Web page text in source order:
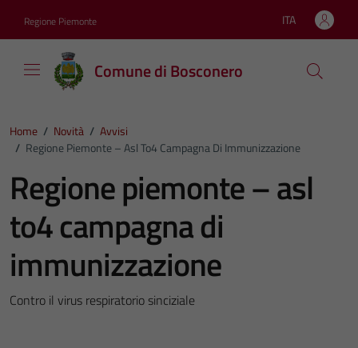
Regione Piemonte Lingua attiva:
ITA
Comune di Bosconero
Home / Novità / Avvisi
/ Regione Piemonte – Asl To4 Campagna Di Immunizzazione
Regione piemonte – asl
to4 campagna di
immunizzazione
Contro il virus respiratorio sinciziale